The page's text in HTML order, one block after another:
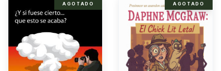
AGOTADO AGOTADO